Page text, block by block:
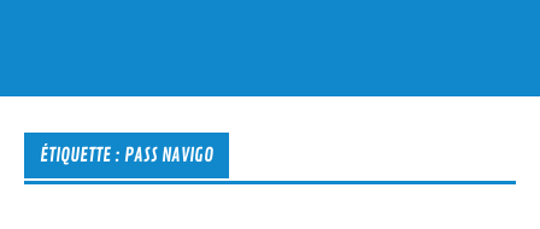
ÉTIQUETTE : PASS NAVIGO